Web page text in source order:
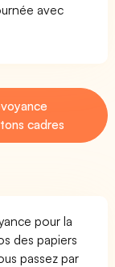
avec
cadres
pour la
des papiers
passez par